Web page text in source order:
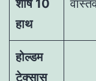
शीर्ष 10
हाथ
होल्डम
टेक्सास